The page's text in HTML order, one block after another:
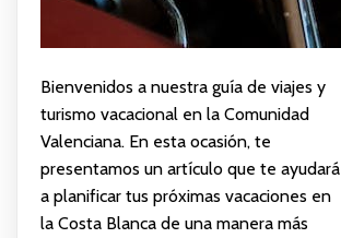
Bienvenidos a nuestra guía de viajes y
turismo vacacional en la Comunidad
Valenciana. En esta ocasión, te
presentamos un artículo que te ayudará
a planificar tus próximas vacaciones en
la Costa Blanca de una manera más